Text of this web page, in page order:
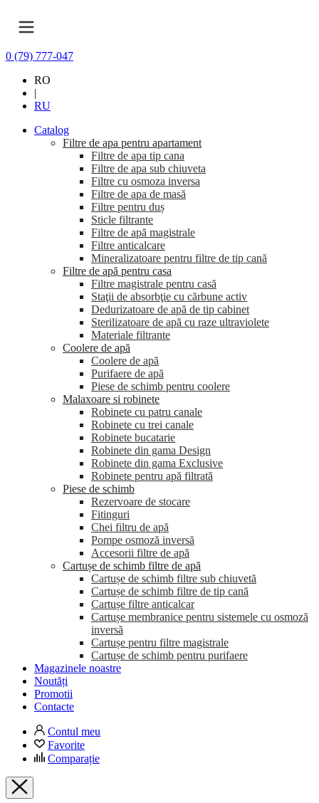
0 (79) 777-047
RO
|
RU
Catalog
Filtre de apa pentru apartament
Filtre de apa tip cana
Filtre de apa sub chiuveta
Filtre cu osmoza inversa
Filtre de apa de masă
Filtre pentru duș
Sticle filtrante
Filtre de apă magistrale
Filtre anticalcare
Mineralizatoare pentru filtre de tip cană
Filtre de apă pentru casa
Filtre magistrale pentru casă
Staţii de absorbţie cu cărbune activ
Dedurizatoare de apă de tip cabinet
Sterilizatoare de apă cu raze ultraviolete
Materiale filtrante
Coolere de apă
Сoolere de apă
Purifaere de apă
Piese de schimb pentru coolere
Malaxoare si robinete
Robinete cu patru canale
Robinete cu trei canale
Robinete bucatarie
Robinete din gama Design
Robinete din gama Exclusive
Robinete pentru apă filtrată
Piese de schimb
Rezervoare de stocare
Fitinguri
Chei filtru de apă
Pompe osmoză inversă
Accesorii filtre de apă
Cartușe de schimb filtre de apă
Cartușe de schimb filtre sub chiuvetă
Cartușe de schimb filtre de tip cană
Cartușe filtre anticalcar
Cartușe membranice pentru sistemele cu osmoză
inversă
Cartușe pentru filtre magistrale
Cartușe de schimb pentru purifaere
Magazinele noastre
Noutăți
Promotii
Contacte
Contul meu
Favorite
Comparație